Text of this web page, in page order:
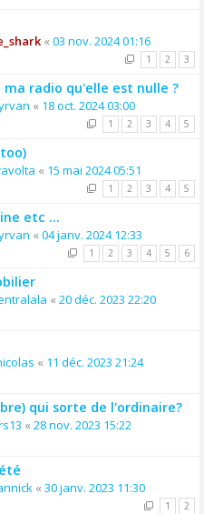
« 03 nov. 2024 01:16
1 2 3
radio qu'elle est nulle ?
« 18 oct. 2024 03:00
1 2 3 4 5
« 15 mai 2024 05:51
1 2 3 4 5
etc ...
« 04 janv. 2024 12:33
1 2 3 4 5 6
« 20 déc. 2023 22:20
« 11 déc. 2023 21:24
qui sorte de l'ordinaire?
« 28 nov. 2023 15:22
« 30 janv. 2023 11:30
1 2